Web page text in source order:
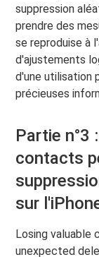
suppression
prendre des
se reproduise à
d'ajustements
d'une utilisation
précieuses
Partie n°3
contacts
sur
Losing valuable
unexpected